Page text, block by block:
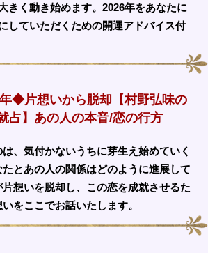
きく動き始めます。2026年をあなたに
していただくための開運アドバイス付
◆片想いから脱却【村野弘味の
占】あの人の本音/恋の行方
、気付かないうちに芽生え始めていく
とあの人の関係はどのように進展して
想いを脱却し、この恋を成就させるた
をここでお話いたします。